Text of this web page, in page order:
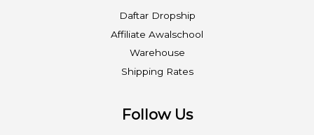
Daftar Dropship
Affiliate Awalschool
Warehouse
Shipping Rates
Follow Us